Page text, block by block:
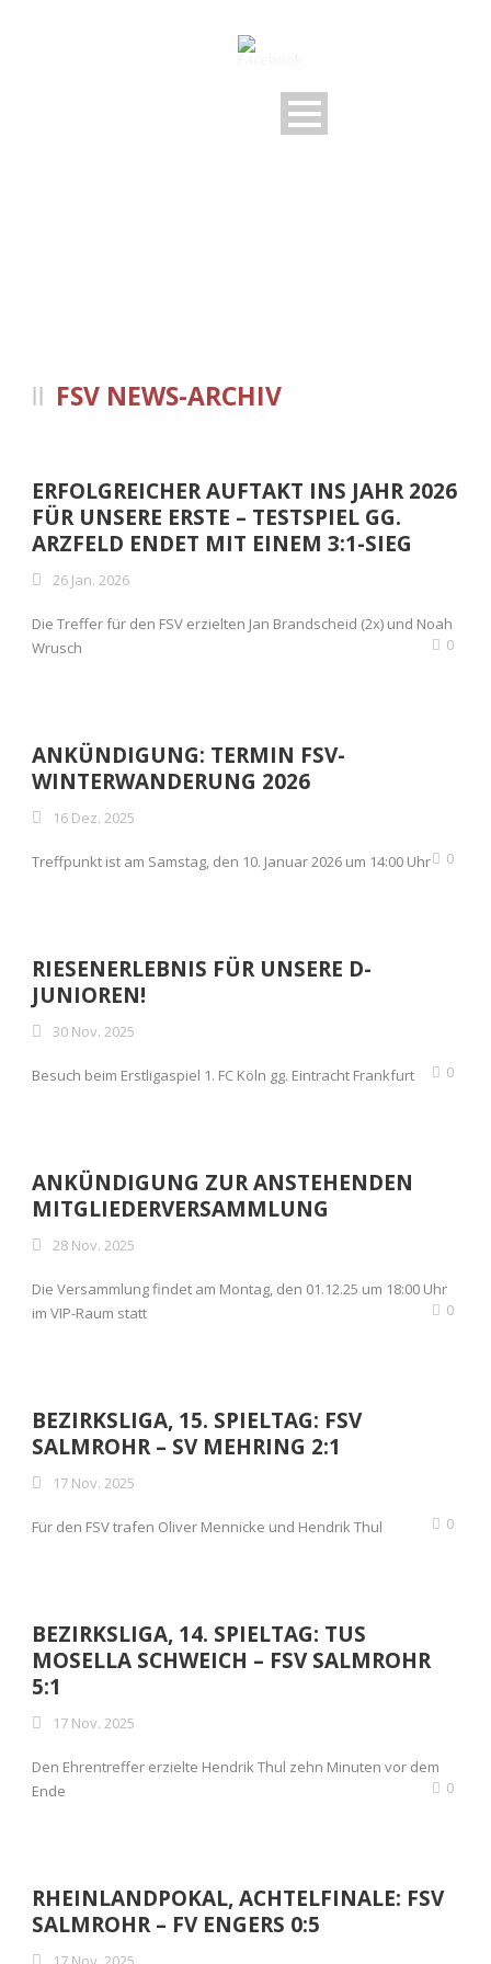
FSV NEWS-ARCHIV
ERFOLGREICHER AUFTAKT INS JAHR 2026
FÜR UNSERE ERSTE – TESTSPIEL GG.
ARZFELD ENDET MIT EINEM 3:1-SIEG
26 Jan. 2026
Die Treffer für den FSV erzielten Jan Brandscheid (2x) und Noah
Wrusch
0
ANKÜNDIGUNG: TERMIN FSV-
WINTERWANDERUNG 2026
16 Dez. 2025
Treffpunkt ist am Samstag, den 10. Januar 2026 um 14:00 Uhr 0
RIESENERLEBNIS FÜR UNSERE D-
JUNIOREN!
30 Nov. 2025
Besuch beim Erstligaspiel 1. FC Köln gg. Eintracht Frankfurt 0
ANKÜNDIGUNG ZUR ANSTEHENDEN
MITGLIEDERVERSAMMLUNG
28 Nov. 2025
Die Versammlung findet am Montag, den 01.12.25 um 18:00 Uhr
im VIP-Raum statt
0
BEZIRKSLIGA, 15. SPIELTAG: FSV
SALMROHR – SV MEHRING 2:1
17 Nov. 2025
Für den FSV trafen Oliver Mennicke und Hendrik Thul 0
BEZIRKSLIGA, 14. SPIELTAG: TUS
MOSELLA SCHWEICH – FSV SALMROHR
5:1
17 Nov. 2025
Den Ehrentreffer erzielte Hendrik Thul zehn Minuten vor dem
Ende
0
RHEINLANDPOKAL, ACHTELFINALE: FSV
SALMROHR – FV ENGERS 0:5